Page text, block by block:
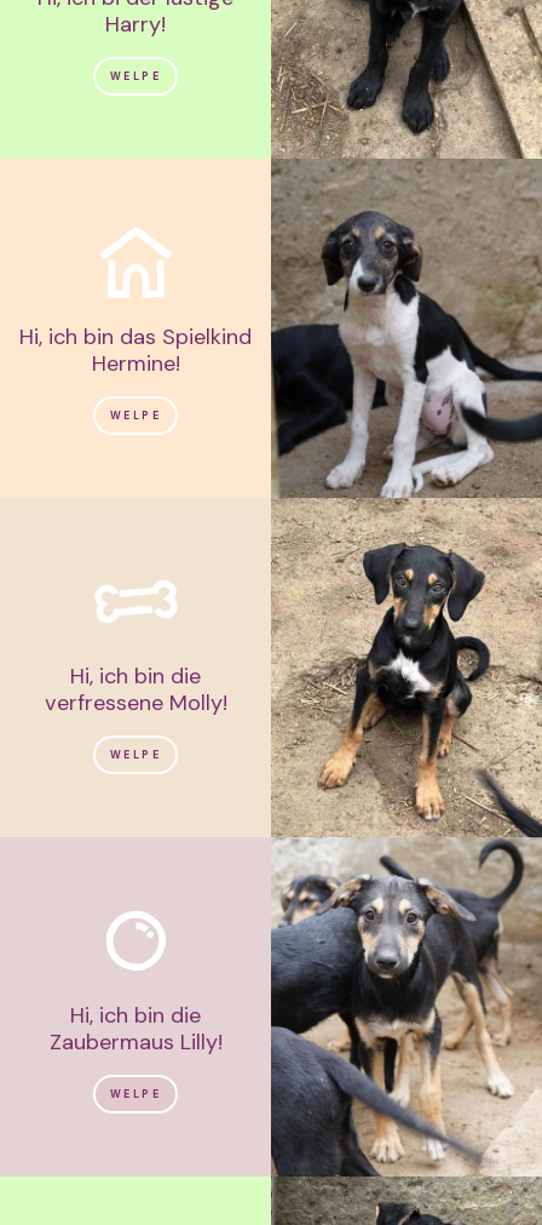
Harry!
WELPE
Hi, ich bin das Spielkind
Hermine!
WELPE
Hi, ich bin die
verfressene Molly!
WELPE
Hi, ich bin die
Zaubermaus Lilly!
WELPE